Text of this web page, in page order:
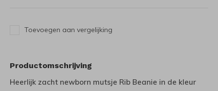
Toevoegen aan vergelijking
Productomschrijving
Heerlijk zacht newborn mutsje Rib Beanie in de kleur